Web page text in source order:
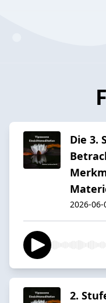
Die 3.
2026-06-
2.